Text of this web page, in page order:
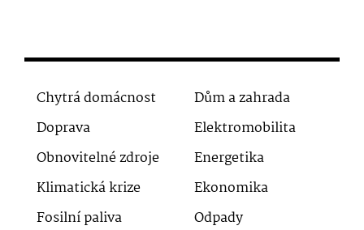
Chytrá domácnost
Dům a zahrada
Doprava
Elektromobilita
Obnovitelné zdroje
Energetika
Klimatická krize
Ekonomika
Fosilní paliva
Odpady